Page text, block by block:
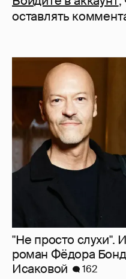
оставлять
"Не просто слухи".
роман Фёдора
Исаковой
162